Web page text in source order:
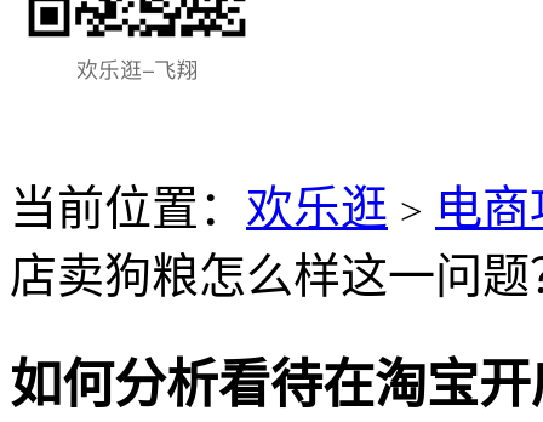
当前位置： 欢乐逛 > 电
店卖狗粮怎么样这一问题
如何分析看待在淘宝